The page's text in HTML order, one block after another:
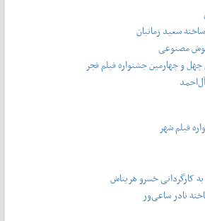
سعید زمانیان
مصنوعی
و چهارمین جشنواره فیلم فجر
فیلم شهر
کارگردانی خسرو هریتاش
نادر ساعی‌ور